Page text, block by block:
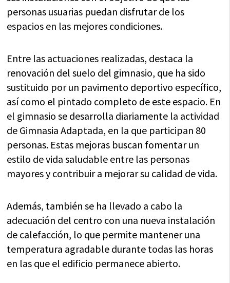
personas usuarias puedan disfrutar de los
espacios en las mejores condiciones.
Entre las actuaciones realizadas, destaca la
renovación del suelo del gimnasio, que ha sido
sustituido por un pavimento deportivo específico,
así como el pintado completo de este espacio. En
el gimnasio se desarrolla diariamente la actividad
de Gimnasia Adaptada, en la que participan 80
personas. Estas mejoras buscan fomentar un
estilo de vida saludable entre las personas
mayores y contribuir a mejorar su calidad de vida.
Además, también se ha llevado a cabo la
adecuación del centro con una nueva instalación
de calefacción, lo que permite mantener una
temperatura agradable durante todas las horas
en las que el edificio permanece abierto.